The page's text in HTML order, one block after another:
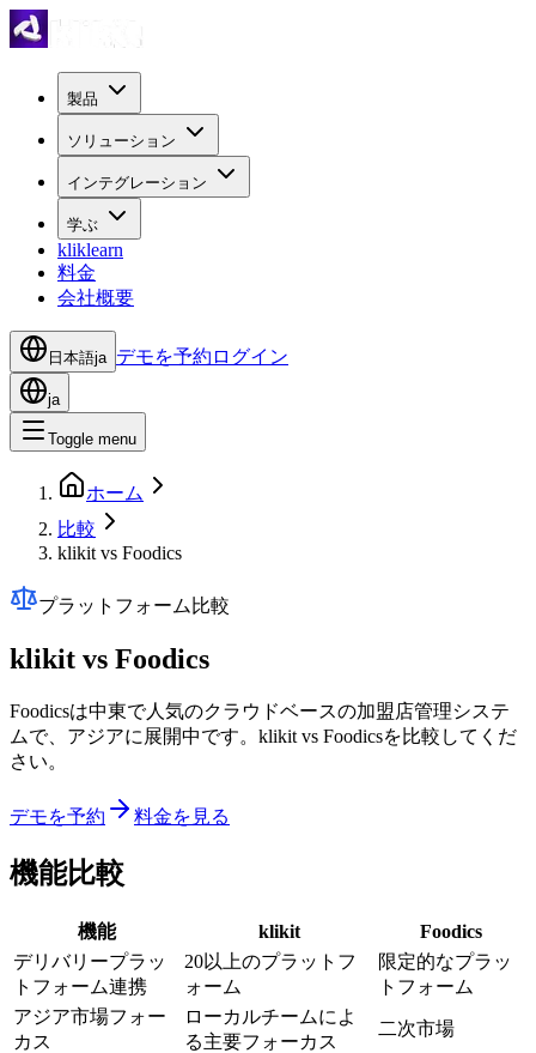
製品
ソリューション
インテグレーション
学ぶ
kliklearn
料金
会社概要
日本語ja デモを予約 ログイン
ja
Toggle menu
ホーム
比較
klikit vs Foodics
プラットフォーム比較
klikit vs Foodics
Foodicsは中東で人気のクラウドベースの加盟店管理システ
ムで、アジアに展開中です。klikit vs Foodicsを比較してくだ
さい。
デモを予約 料金を見る
機能比較
機能 klikit
Foodics
デリバリープラッ
トフォーム連携
20以上のプラットフ
ォーム
限定的なプラッ
トフォーム
アジア市場フォー
カス
ローカルチームによ
る主要フォーカス
二次市場